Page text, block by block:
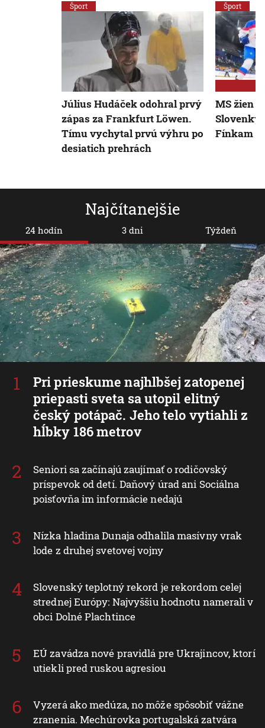
Najčítanejšie
24 hodín
Pri prieskume najhlbšej zatopenej
priepasti sveta sa utopil elitný
český potápač. Jeho telo vytiahli z
hĺbky 186 metrov
Seniori sa začínajú zaujímať o rodičovský
príspevok od detí. Daňový úrad ani Sociálna
poisťovňa im informácie nedajú
Nízka hladina Dunaja odhalila masívny vrak
lode z druhej svetovej vojny
Slovenský teplotný rekord je rekordom celej
strednej Európy: Najvyššiu hodnotu namerali v
obci Dolné Plachtince
EÚ zavádza nové pravidlá pre Ukrajincov, ktorí
utiekli pred ruskou agresiou
Vyzerá ako medúza, no môže spôsobiť vážne
zranenia. Mechúrovka portugalská zatvára
3 dni Týždeň
Šport
Július Hudáček odohral prvý
zápas za Frankfurt Löwen.
Tímu vychytal prvú výhru po
desiatich prehrách
Šport
MS žien
Slovenky
Fínkam